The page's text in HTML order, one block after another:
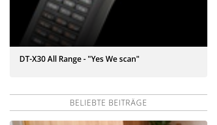
DT-X30 All Range - "Yes We scan"
BELIEBTE BEITRÄGE